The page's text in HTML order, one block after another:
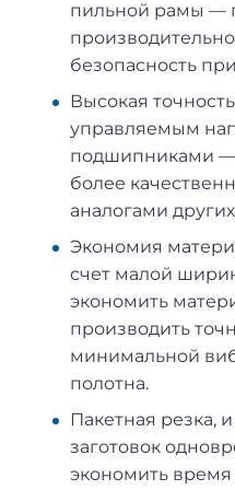
пильной рамы —
безопасность
Высокая
управляемым
подшипниками —
более
аналогами
Экономия
счет малой
экономить
производить
минимальной
полотна.
Пакетная резка,
заготовок
экономить время